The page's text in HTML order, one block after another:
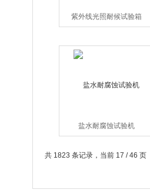
紫外线光照耐候试验箱
盐水耐腐蚀试验机
共 1823 条记录，当前 17 / 46 页